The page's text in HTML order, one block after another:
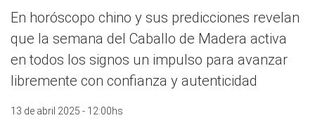
En horóscopo chino y sus predicciones revelan
que la semana del Caballo de Madera activa
en todos los signos un impulso para avanzar
libremente con confianza y autenticidad
13 de abril 2025 - 12:00hs